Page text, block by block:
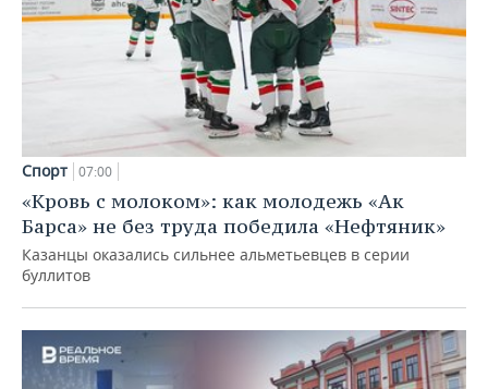
Спорт 07:00
«Кровь с молоком»: как молодежь «Ак
Барса» не без труда победила «Нефтяник»
Казанцы оказались сильнее альметьевцев в серии
буллитов